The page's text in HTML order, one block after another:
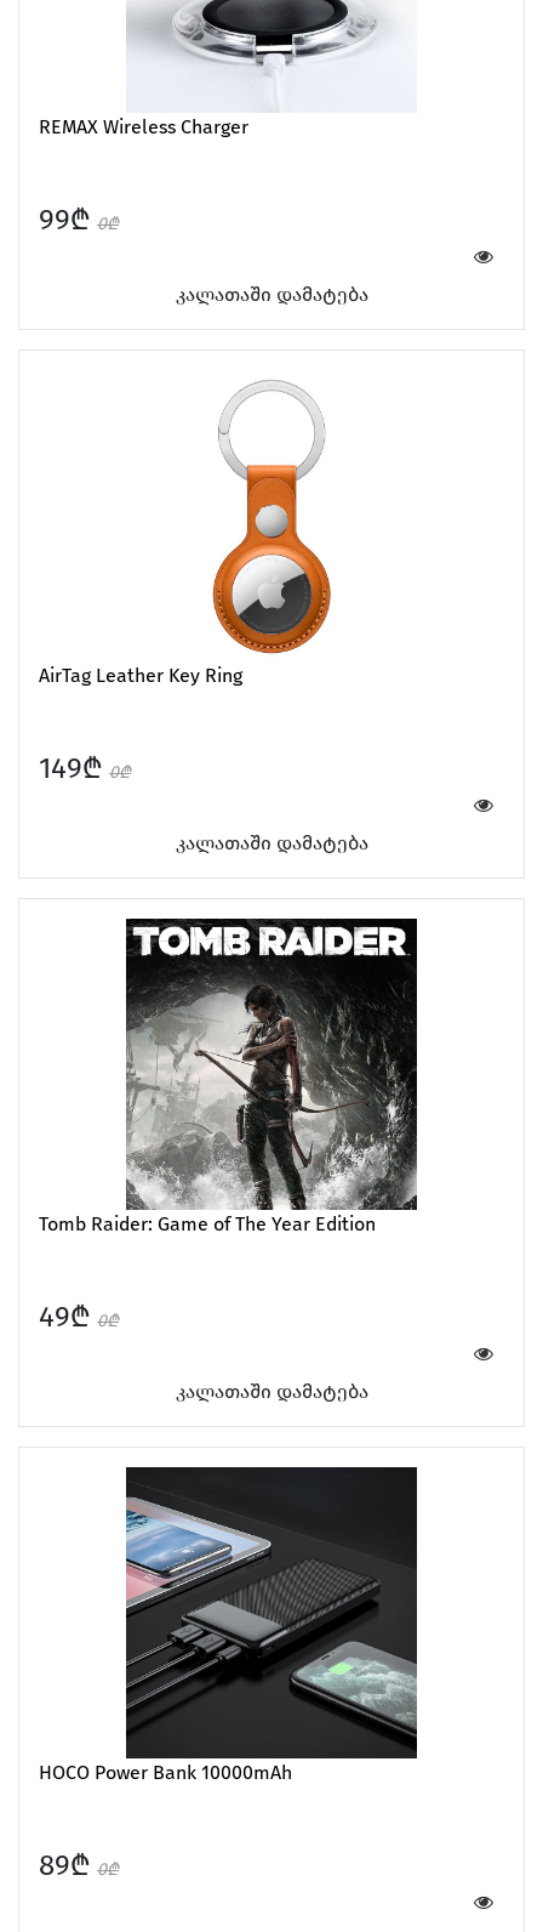
Car Gadgets
REMAX Wireless Charger
99₾ 0₾
კალათაში დამატება
AirTag Leather Key Ring
149₾ 0₾
კალათაში დამატება
Tomb Raider: Game of The Year Edition
49₾ 0₾
კალათაში დამატება
HOCO Power Bank 10000mAh
89₾ 0₾